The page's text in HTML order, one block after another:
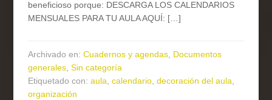
beneficioso porque: DESCARGA LOS CALENDARIOS
MENSUALES PARA TU AULA AQUÍ: […]
Archivado en:Cuadernos y agendas, Documentos
generales,Sin categoría
Etiquetado con:aula,calendario,decoración del aula,
organización